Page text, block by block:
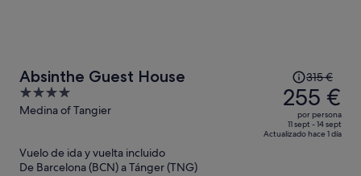
Absinthe Guest House
4
out
5
Medina of Tangier
precio
era
de
315 €,
315 €
255 €
por persona
11 sept - 14 sept
Actualizado hace 1 día
Vuelo de ida y vuelta incluido
De Barcelona (BCN) a Tánger (TNG)